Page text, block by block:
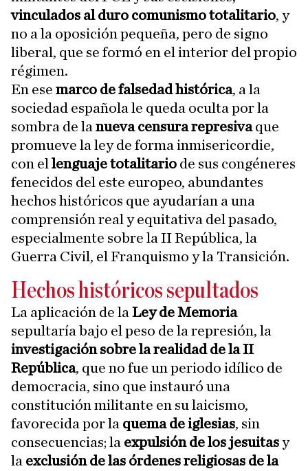
vinculados al duro comunismo totalitario, y
no a la oposición pequeña, pero de signo
liberal, que se formó en el interior del propio
régimen.
En ese marco de falsedad histórica, a la
sociedad española le queda oculta por la
sombra de la nueva censura represivaque
promueve la ley de forma inmisericordie,
con el lenguaje totalitario de sus congéneres
fenecidos del este europeo, abundantes
hechos históricos que ayudarían a una
comprensión real y equitativa del pasado,
especialmente sobre la II República, la
Guerra Civil, el Franquismo y la Transición.
Hechos históricos sepultados
La aplicación de la Ley de Memoria
sepultaría bajo el peso de la represión, la
investigación sobre la realidad de la II
República, que no fue un periodo idílico de
democracia, sino que instauró una
constitución militante en su laicismo,
favorecida por la quema de iglesias, sin
consecuencias; la expulsión de los jesuitasy
la exclusión de las órdenes religiosas de la